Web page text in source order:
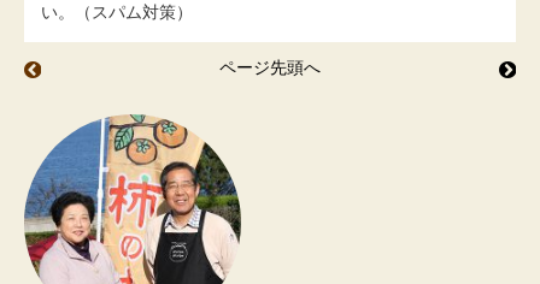
い。（スパム対策）
ページ先頭へ